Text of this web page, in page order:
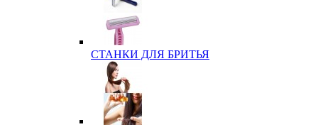
СТАНКИ ДЛЯ БРИТЬЯ